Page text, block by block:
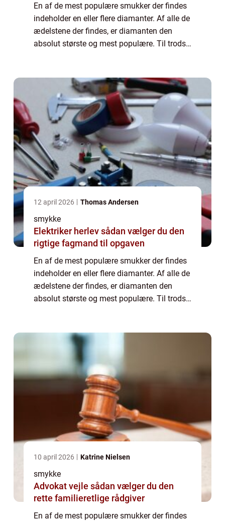
En af de mest populære smukker der findes
indeholder en eller flere diamanter. Af alle de
ædelstene der findes, er diamanten den
absolut største og mest populære. Til trods
12 april 2026 Thomas Andersen
smykke
Elektriker herlev sådan vælger du den
rigtige fagmand til opgaven
En af de mest populære smukker der findes
indeholder en eller flere diamanter. Af alle de
ædelstene der findes, er diamanten den
absolut største og mest populære. Til trods
10 april 2026 Katrine Nielsen
smykke
Advokat vejle sådan vælger du den
rette familieretlige rådgiver
En af de mest populære smukker der findes